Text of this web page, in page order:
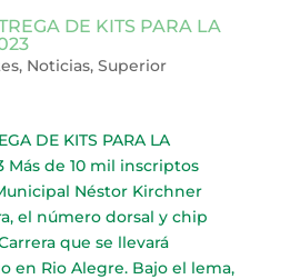
DE KITS PARA LA
, Noticias, Superior
DE KITS PARA LA
Más de 10 mil inscriptos
Néstor Kirchner
el número dorsal y chip
que se llevará
en Rio Alegre. Bajo el lema,